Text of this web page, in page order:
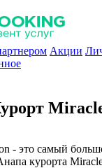
Акции
- это самый
курорта